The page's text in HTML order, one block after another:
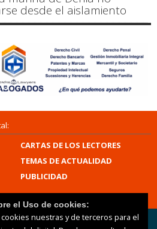
desde el aislamiento
CARTAS DE LOS LECTORES
TEMAS DE ACTUALIDAD
PUBLICIDAD
el Uso de cookies:
nuestras y de terceros para el